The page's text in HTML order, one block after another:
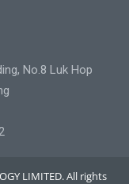
No.8 Luk Hop
LIMITED. All rights